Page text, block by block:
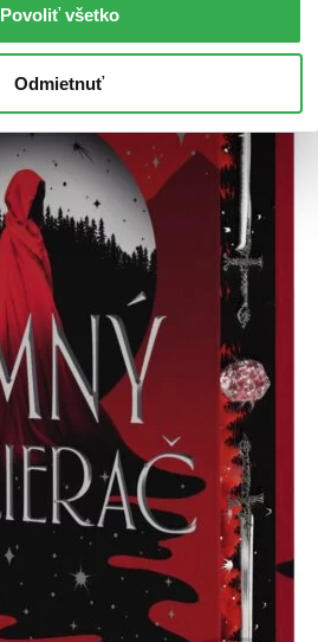
Povoliť všetko
Odmietnuť